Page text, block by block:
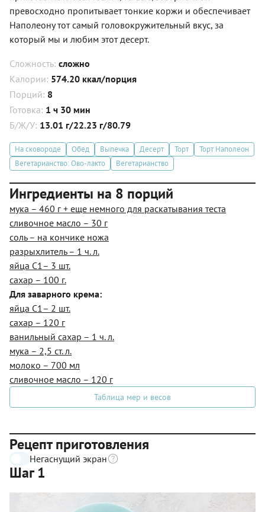
превосходно пропитывает тонкие коржи и обеспечивает
Наполеону тот самый головокружительный вкус, за
который мы и любим этот десерт.
Сложность: сложно
Калории: 574.20 ккал/порция
Порций: 8
Готовка: 1 ч 30 мин
Б/Ж/У: 13.01 г/22.23 г/80.79
На сковороде Обед Выпечка Десерт Торт
Торт Наполеон
Вегетарианство: Ово-лакто
Вегетарианство
Ингредиенты на 8 порций
мука – 460 г + еще немного для раскатывания теста
сливочное масло – 30 г
соль – на кончике ножа
разрыхлитель – 1 ч. л.
яйца С1– 3 шт.
сахар – 100 г.
Для заварного крема:
яйца С1– 2 шт.
сахар – 120 г
ванильный сахар – 1 ч. л.
мука – 2,5 ст. л.
молоко – 700 мл
сливочное масло – 120 г
Таблица мер и весов
Рецепт приготовления
Негаснущий экран
Шаг 1